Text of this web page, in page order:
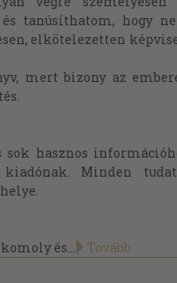
tanúsíthatom, hogy
elkötelezetten
mert bizony az
hasznos
Minden
és...
Tovább